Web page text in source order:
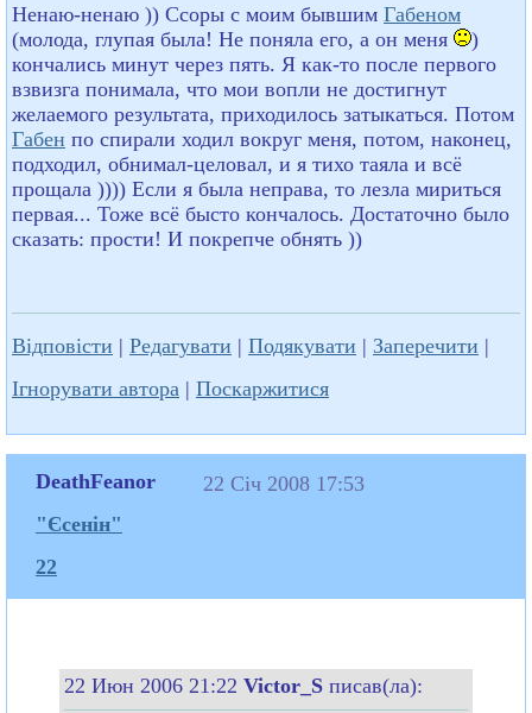
Ненаю-ненаю )) Ссоры с моим бывшим Габеном
(молода, глупая была! Не поняла его, а он меня
)
кончались минут через пять. Я как-то после первого
взвизга понимала, что мои вопли не достигнут
желаемого результата, приходилось затыкаться. Потом
Габен по спирали ходил вокруг меня, потом, наконец,
подходил, обнимал-целовал, и я тихо таяла и всё
прощала )))) Если я была неправа, то лезла мириться
первая... Тоже всё бысто кончалось. Достаточно было
сказать: прости! И покрепче обнять ))
Відповісти | Редагувати | Подякувати | Заперечити |
Ігнорувати автора | Поскаржитися
DeathFeanor
"Єсенін"
22
22 Січ 2008 17:53
22 Июн 2006 21:22 Victor_S писав(ла):